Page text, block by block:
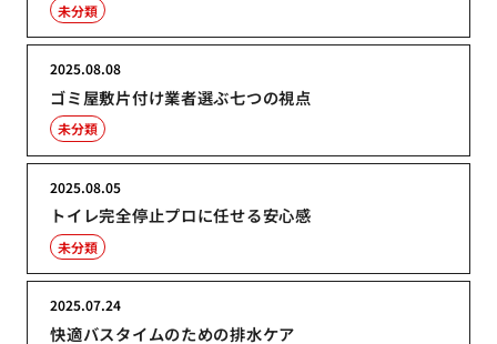
未分類
ゴミ屋敷片付け業者選ぶ七つの視点
2025.08.08
未分類
トイレ完全停止プロに任せる安心感
2025.08.05
未分類
快適バスタイムのための排水ケア
2025.07.24